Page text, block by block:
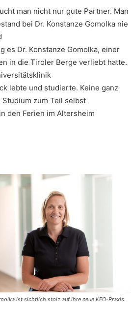
man nicht nur gute Partner. Man
bei Dr. Konstanze Gomolka nie
es Dr. Konstanze Gomolka, einer
in die Tiroler Berge verliebt hatte.
lebte und studierte. Keine ganz
zum Teil selbst
den Ferien im Altersheim
ist sichtlich stolz auf ihre neue KFO-Praxis.